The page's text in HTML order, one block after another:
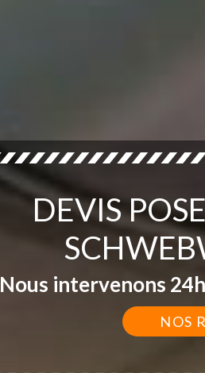
DEVIS
Nous intervenons
NOS